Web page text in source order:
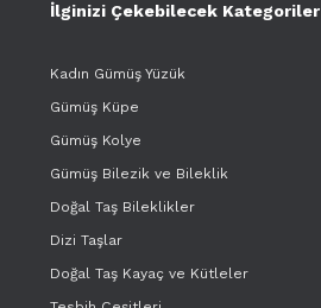
İlginizi Çekebilecek Kategoriler
Kadın Gümüş Yüzük
Gümüş Küpe
Gümüş Kolye
Gümüş Bilezik ve Bileklik
Doğal Taş Bileklikler
Dizi Taşlar
Doğal Taş Kayaç ve Kütleler